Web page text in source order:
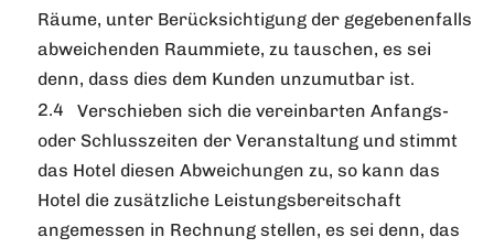
Räume, unter Berücksichtigung der gegebenenfalls
abweichenden Raummiete, zu tauschen, es sei
denn, dass dies dem Kunden unzumutbar ist.
Verschieben sich die vereinbarten Anfangs-
oder Schlusszeiten der Veranstaltung und stimmt
das Hotel diesen Abweichungen zu, so kann das
Hotel die zusätzliche Leistungsbereitschaft
angemessen in Rechnung stellen, es sei denn, das